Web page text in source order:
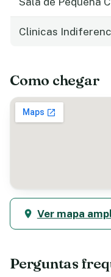
Clinicas
Como chegar
Ver mapa
Perguntas